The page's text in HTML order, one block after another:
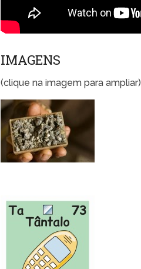
IMAGENS
(clique na imagem para ampliar)